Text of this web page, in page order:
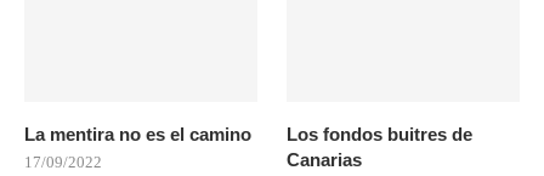
La mentira no es el camino
17/09/2022
Los fondos buitres de
Canarias